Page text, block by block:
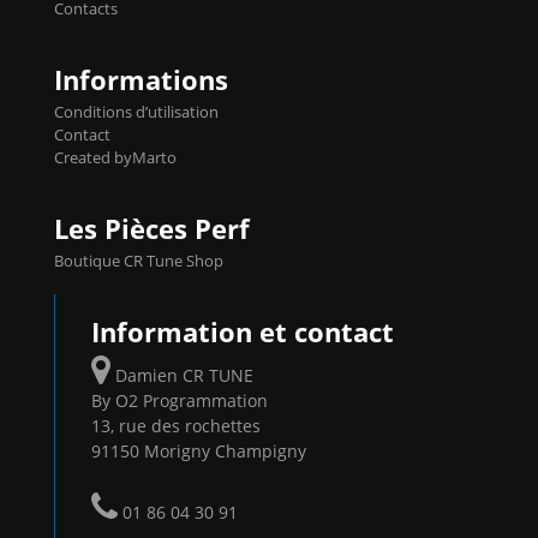
Contacts
Informations
Conditions d’utilisation
Contact
Created byMarto
Les Pièces Perf
Boutique CR Tune Shop
Information et contact
Damien CR TUNE
By O2 Programmation
13, rue des rochettes
91150 Morigny Champigny
01 86 04 30 91